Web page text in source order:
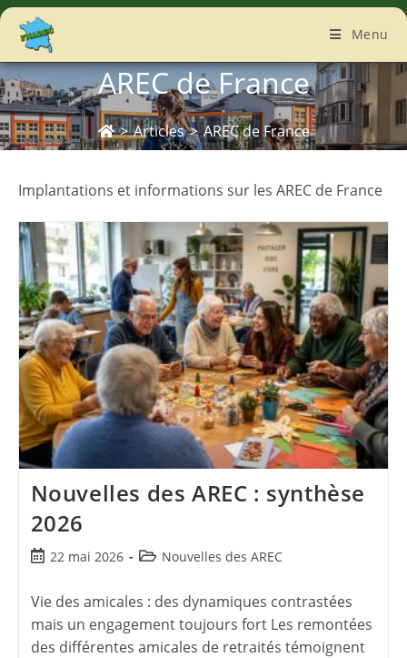
Menu
AREC de France
> Articles > AREC de France
Implantations et informations sur les AREC de France
Nouvelles des AREC : synthèse
2026
22 mai 2026 Nouvelles des AREC
Vie des amicales : des dynamiques contrastées
mais un engagement toujours fort Les remontées
des différentes amicales de retraités témoignent